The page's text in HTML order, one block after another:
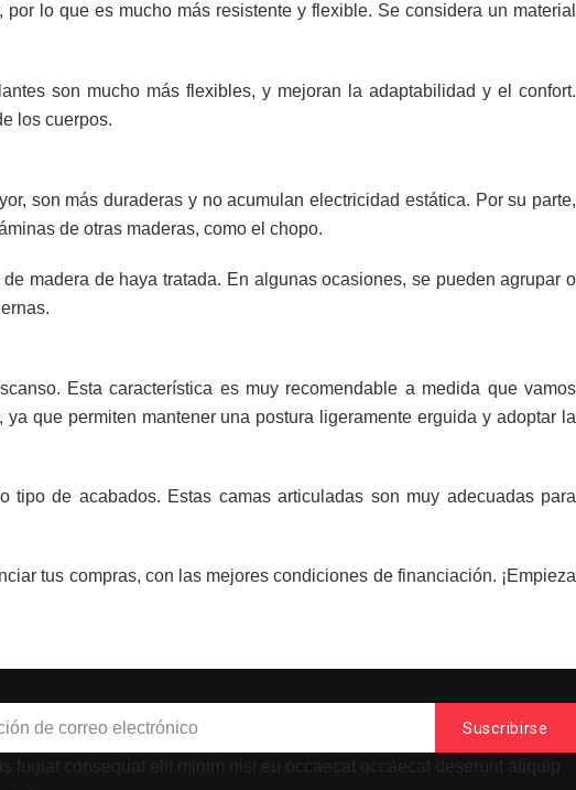
lo que es mucho más resistente y flexible. Se considera un material
son mucho más flexibles, y mejoran la adaptabilidad y el confort.
los cuerpos.
son más duraderas y no acumulan electricidad estática. Por su parte,
de otras maderas, como el chopo.
madera de haya tratada. En algunas ocasiones, se pueden agrupar o
Esta característica es muy recomendable a medida que vamos
que permiten mantener una postura ligeramente erguida y adoptar la
de acabados. Estas camas articuladas son muy adecuadas para
tus compras, con las mejores condiciones de financiación. ¡Empieza